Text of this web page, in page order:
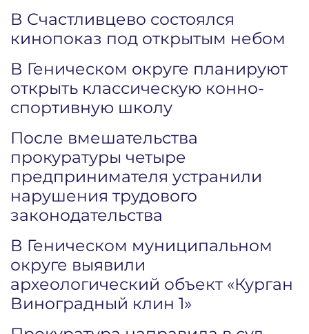
В Счастливцево состоялся
кинопоказ под открытым небом
В Геническом округе планируют
открыть классическую конно-
спортивную школу
После вмешательства
прокуратуры четыре
предпринимателя устранили
нарушения трудового
законодательства
В Геническом муниципальном
округе выявили
археологический объект «Курган
Виноградный клин 1»